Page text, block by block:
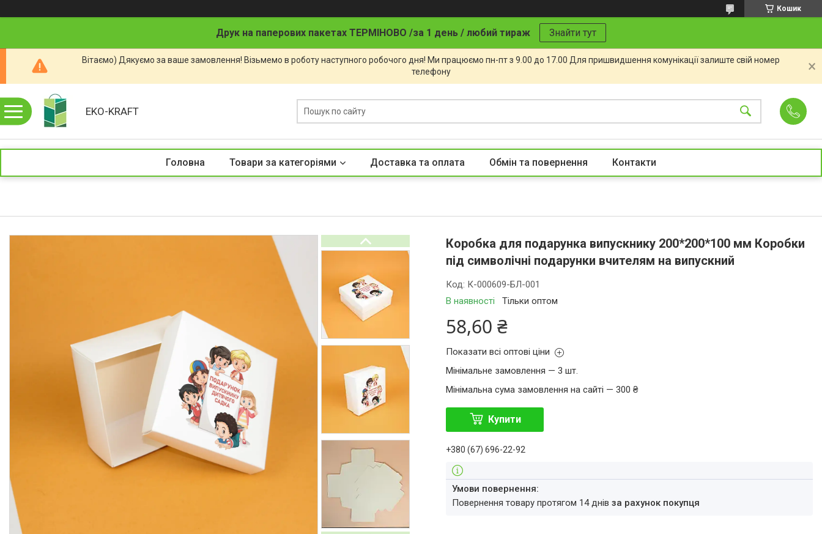
Кошик
Друк на паперових пакетах ТЕРМІНОВО /за 1 день / любий тираж Знайти тут
Вітаємо) Дякуємо за ваше замовлення! Візьмемо в роботу наступного робочого дня! Ми працюємо пн-пт з 9.00 до 17.00 Для пришвидшення комунікації залиште свій номер
телефону
EKO-KRAFT
Головна Товари за категоріями Доставка та оплата Обмін та повернення Контакти
Коробка для подарунка випускнику 200*200*100 мм Коробки
під символічні подарунки вчителям на випускний
В наявності Тільки оптом
Код: К-000609-БЛ-001
58,60 ₴
Мінімальне замовлення — 3 шт.
Показати всі оптові ціни
Мінімальна сума замовлення на сайті — 300 ₴
Купити
+380 (67) 696-22-92
повернення товару протягом 14 днівза рахунок покупця